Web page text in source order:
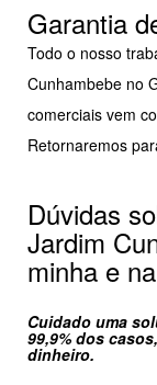
Garantia
Todo o nosso
Cunhambebe no
comerciais vem
Retornaremos
Dúvidas
Jardim
minha e
Cuidado uma
99,9% dos
dinheiro.